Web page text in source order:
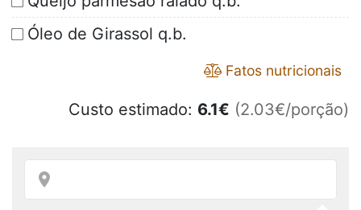
Óleo de Girassol q.b.
Fatos nutricionais
Custo estimado: 6.1€ (2.03€/porção)